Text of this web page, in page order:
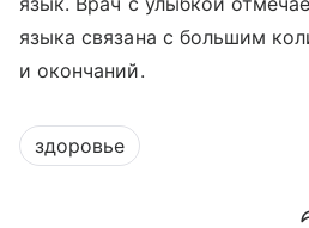
языка связана с большим
и окончаний.
здоровье